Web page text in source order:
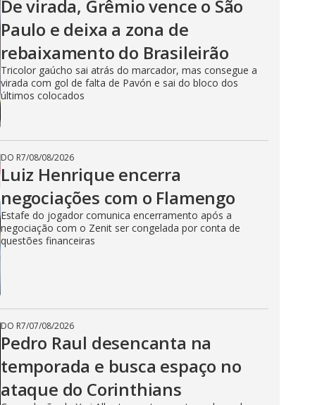
De virada, Grêmio vence o São
Paulo e deixa a zona de
rebaixamento do Brasileirão
Tricolor gaúcho sai atrás do marcador, mas consegue a
virada com gol de falta de Pavón e sai do bloco dos
últimos colocados
DO R7/08/08/2026
Luiz Henrique encerra
negociações com o Flamengo
Estafe do jogador comunica encerramento após a
negociação com o Zenit ser congelada por conta de
questões financeiras
DO R7/07/08/2026
Pedro Raul desencanta na
temporada e busca espaço no
ataque do Corinthians